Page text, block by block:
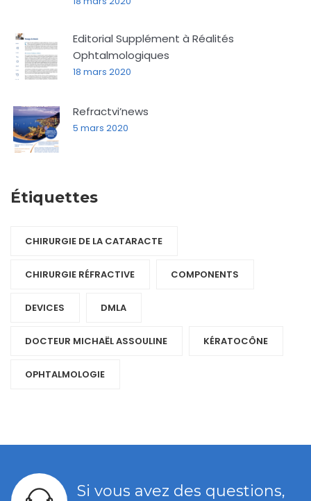
Editorial Supplément à Réalités
Ophtalmologiques
18 mars 2020
Refractvi’news
5 mars 2020
Étiquettes
CHIRURGIE DE LA CATARACTE
CHIRURGIE RÉFRACTIVE COMPONENTS‎
DEVICES‎ DMLA
DOCTEUR MICHAËL ASSOULINE KÉRATOCÔNE
OPHTALMOLOGIE
Si vous avez des questions,